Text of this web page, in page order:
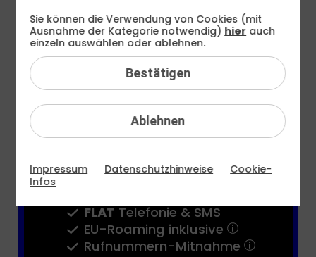
24 Monate TIPP
1 Monat
Jetzt bestellen
Teilen
FLAT Internet 5G
16 GBstatt8 GB
FLAT Telefonie & SMS
EU-Roaming inklusive
Rufnummern-​Mitnahme
Ablehnen
Sie können die Verwendung von Cookies (mit
Ausnahme der Kategorie notwendig) hier auch
einzeln auswählen oder ablehnen.
Bestätigen
Impressum Datenschutzhinweise
Cookie-
Infos